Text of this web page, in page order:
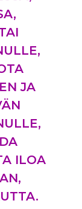
JA
ILOA